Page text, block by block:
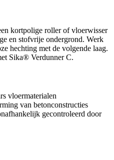
kortpolige roller of vloerwisser
en stofvrije ondergrond. Werk
hechting met de volgende laag.
Sika® Verdunner C.
vloermaterialen
van betonconstructies
gecontroleerd door